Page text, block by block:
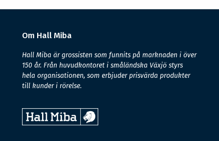
Om Hall Miba
Hall Miba är grossisten som funnits på marknaden i över
150 år. Från huvudkontoret i småländska Växjö styrs
hela organisationen, som erbjuder prisvärda produkter
till kunder i rörelse.